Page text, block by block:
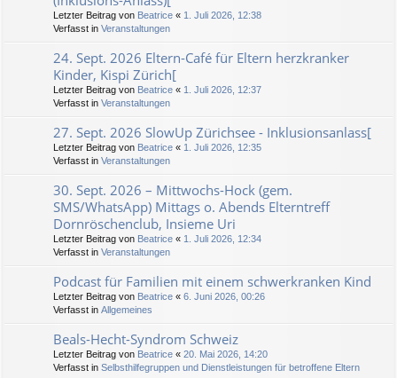
Letzter Beitrag von Beatrice « 1. Juli 2026, 12:38
Verfasst in Veranstaltungen
24. Sept. 2026 Eltern-Café für Eltern herzkranker
Kinder, Kispi Zürich[
Letzter Beitrag von Beatrice « 1. Juli 2026, 12:37
Verfasst in Veranstaltungen
27. Sept. 2026 SlowUp Zürichsee - Inklusionsanlass[
Letzter Beitrag von Beatrice « 1. Juli 2026, 12:35
Verfasst in Veranstaltungen
30. Sept. 2026 – Mittwochs-Hock (gem.
SMS/WhatsApp) Mittags o. Abends Elterntreff
Dornröschenclub, Insieme Uri
Letzter Beitrag von Beatrice « 1. Juli 2026, 12:34
Verfasst in Veranstaltungen
Podcast für Familien mit einem schwerkranken Kind
Letzter Beitrag von Beatrice « 6. Juni 2026, 00:26
Verfasst in Allgemeines
Beals-Hecht-Syndrom Schweiz
Letzter Beitrag von Beatrice « 20. Mai 2026, 14:20
Verfasst in Selbsthilfegruppen und Dienstleistungen für betroffene Eltern